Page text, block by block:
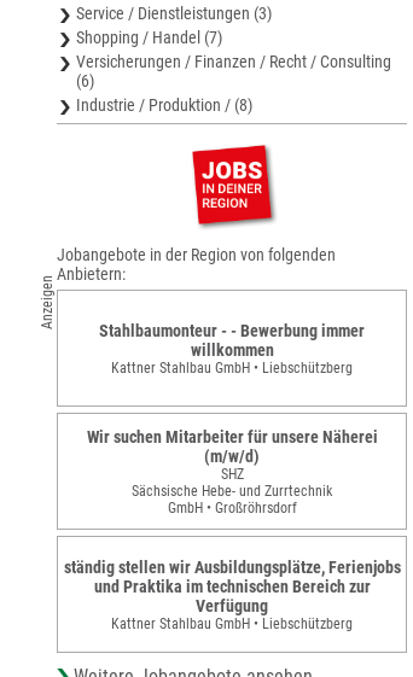
Service / Dienstleistungen (3)
Shopping / Handel (7)
Versicherungen / Finanzen / Recht / Consulting
(6)
Industrie / Produktion / (8)
Anzeigen
Jobangebote in der Region von folgenden
Anbietern:
Stahlbaumonteur - - Bewerbung immer
willkommen
Kattner Stahlbau GmbH • Liebschützberg
Wir suchen Mitarbeiter für unsere Näherei
(m/w/d)
SHZ
Sächsische Hebe- und Zurrtechnik
GmbH • Großröhrsdorf
ständig stellen wir Ausbildungsplätze, Ferienjobs
und Praktika im technischen Bereich zur
Verfügung
Kattner Stahlbau GmbH • Liebschützberg